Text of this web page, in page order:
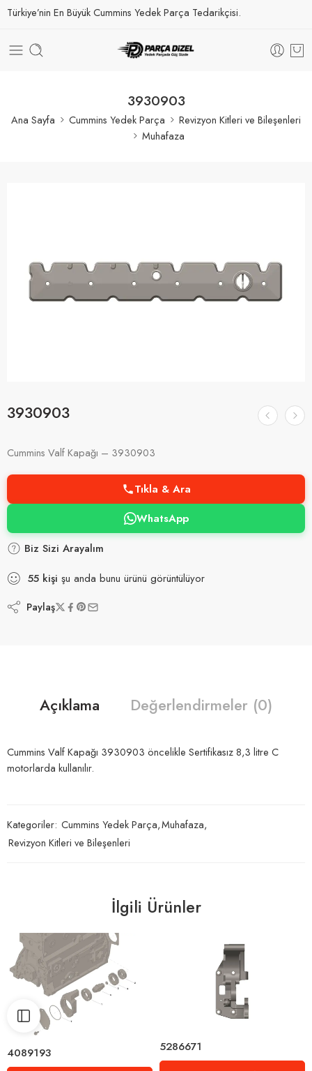
Türkiye’nin En Büyük Cummins Yedek Parça Tedarikçisi.
3930903
Ana Sayfa Cummins Yedek Parça
Revizyon Kitleri ve Bileşenleri
Muhafaza
3930903
Cummins Valf Kapağı – 3930903
Tıkla & Ara
WhatsApp
Biz Sizi Arayalım
55 kişi şu anda bunu ürünü görüntülüyor
Paylaş
Açıklama Değerlendirmeler (0)
Cummins Valf Kapağı 3930903 öncelikle Sertifikasız 8,3 litre C
motorlarda kullanılır.
Kategoriler: Cummins Yedek Parça,Muhafaza,
Revizyon Kitleri ve Bileşenleri
İlgili Ürünler
4089193
5286671